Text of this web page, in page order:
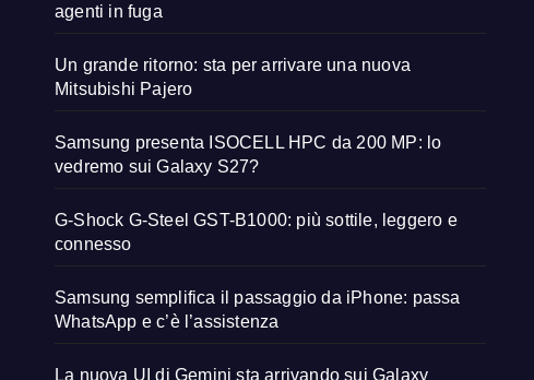
agenti in fuga
Un grande ritorno: sta per arrivare una nuova
Mitsubishi Pajero
Samsung presenta ISOCELL HPC da 200 MP: lo
vedremo sui Galaxy S27?
G-Shock G-Steel GST-B1000: più sottile, leggero e
connesso
Samsung semplifica il passaggio da iPhone: passa
WhatsApp e c’è l’assistenza
La nuova UI di Gemini sta arrivando sui Galaxy